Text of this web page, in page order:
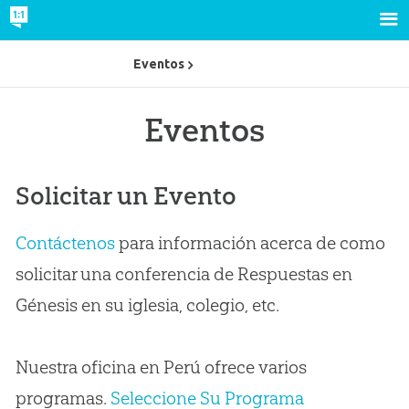
Eventos
Solicitar un Evento
Contáctenospara información acerca de como
solicitar una conferencia de Respuestas en
Génesis en su iglesia, colegio, etc.
Nuestra oficina en Perú ofrece varios
programas. Seleccione Su Programa
Eventos